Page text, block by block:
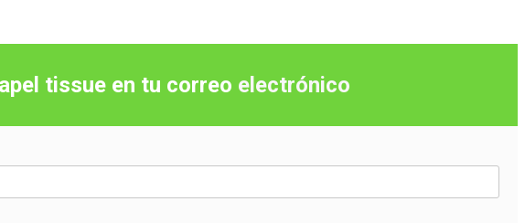
tissue en tu correo electrónico